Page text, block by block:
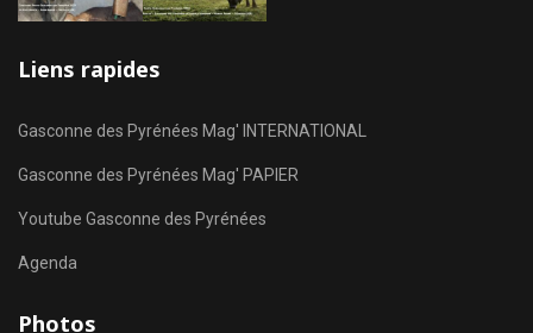
Liens rapides
Gasconne des Pyrénées Mag' INTERNATIONAL
Gasconne des Pyrénées Mag' PAPIER
Youtube Gasconne des Pyrénées
Agenda
Photos